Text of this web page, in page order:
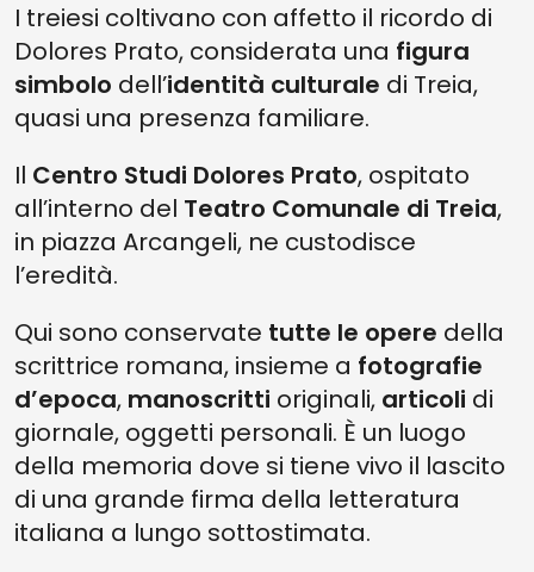
I treiesi coltivano con affetto il ricordo di
Dolores Prato, considerata una figura
simbolo dell’identità culturale di Treia,
quasi una presenza familiare.
Il Centro Studi Dolores Prato, ospitato
all’interno del Teatro Comunale di Treia,
in piazza Arcangeli, ne custodisce
l’eredità.
Qui sono conservate tutte le opere della
scrittrice romana, insieme a fotografie
d’epoca, manoscritti originali, articoli di
giornale, oggetti personali. È un luogo
della memoria dove si tiene vivo il lascito
di una grande firma della letteratura
italiana a lungo sottostimata.